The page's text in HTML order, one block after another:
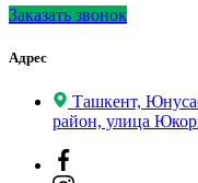
Заказать звонок
Адрес
Ташкент,
район, улица